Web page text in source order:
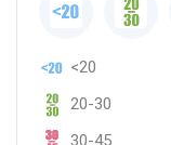
<20
20-30
30-45